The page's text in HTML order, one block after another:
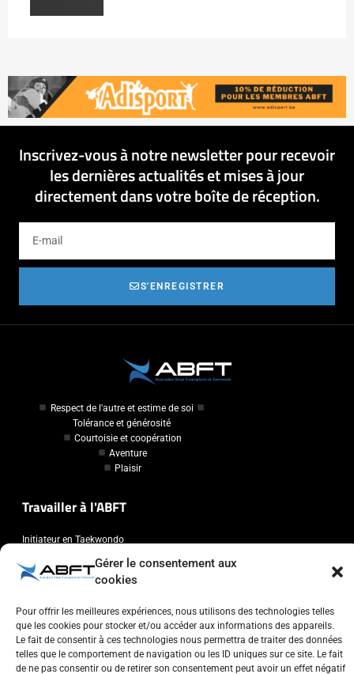
Gérer le consentement aux
cookies
Pour offrir les meilleures expériences, nous utilisons des technologies telles
que les cookies pour stocker et/ou accéder aux informations des appareils.
Le fait de consentir à ces technologies nous permettra de traiter des données
telles que le comportement de navigation ou les ID uniques sur ce site. Le fait
de ne pas consentir ou de retirer son consentement peut avoir un effet négatif
Inscrivez-vous à notre newsletter pour recevoir
les dernières actualités et mises à jour
directement dans votre boîte de réception.
S'ENREGISTRER
Respect de l'autre et estime de soi
Tolérance et générosité
Courtoisie et coopération
Aventure
Plaisir
Travailler à l'ABFT
Initiateur en Taekwondo
Contact
Association Belge Francophone de Taekwondo
Chaussée de Wavre, 2057 - 1160 Auderghem
info@abft.be